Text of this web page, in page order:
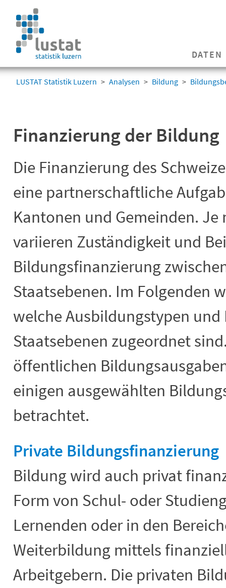
DATEN
LUSTAT Statistik Luzern Analysen Bildung
Finanzierung der Bildung
Die Finanzierung des
eine partnerschaftliche
Kantonen und Gemeinden.
variieren Zuständigkeit und
Bildungsfinanzierung
Staatsebenen. Im Folgenden
welche Ausbildungstypen
Staatsebenen zugeordnet
öffentlichen
einigen ausgewählten
betrachtet.
Private Bildungsfinanzierung
Bildung wird auch privat
Form von Schul- oder
Lernenden oder in den
Weiterbildung mittels
Arbeitgebern. Die privaten